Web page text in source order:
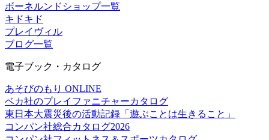
ボーネルンドショップ一覧
キドキド
プレイヴィル
ブログ一覧
電子ブック・カタログ
あそびのもり ONLINE
ベカ社のプレイファニチャーカタログ
東日本大震災後の活動記録「遊ぶことは生きること」
コンパン社総合カタログ2026